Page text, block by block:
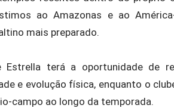
ao Amazonas e ao
mais preparado.
Estrella terá a oportunidade de
e evolução física, enquanto o
campo ao longo da temporada.